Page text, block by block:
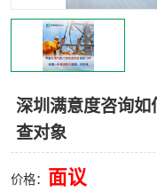
深圳满意度咨询如
查对象
价格： 面议